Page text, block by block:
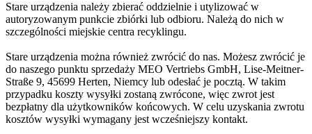
Stare urządzenia należy zbierać oddzielnie i utylizować w
autoryzowanym punkcie zbiórki lub odbioru. Należą do nich w
szczególności miejskie centra recyklingu.
Stare urządzenia można również zwrócić do nas. Możesz zwrócić je
do naszego punktu sprzedaży MEO Vertriebs GmbH, Lise-Meitner-
Straße 9, 45699 Herten, Niemcy lub odesłać je pocztą. W takim
przypadku koszty wysyłki zostaną zwrócone, więc zwrot jest
bezpłatny dla użytkowników końcowych. W celu uzyskania zwrotu
kosztów wysyłki wymagany jest wcześniejszy kontakt.